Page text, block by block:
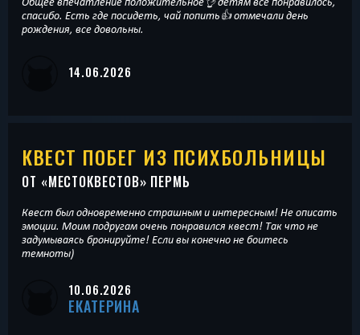
спасибо. Есть где посидеть, чай попить👍 отмечали день
рождения, все довольны.
14.06.2026
КВЕСТ ПОБЕГ ИЗ ПСИХБОЛЬНИЦЫ
ОТ «МЕСТОКВЕСТОВ» ПЕРМЬ
Квест был одновременно страшным и интересным! Не описать
эмоции. Моим подругам очень понравился квест! Так что не
задумываясь бронируйте! Если вы конечно не боитесь
темноты)
10.06.2026
ЕКАТЕРИНА